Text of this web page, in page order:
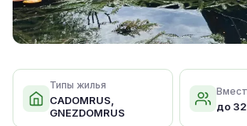
Типы жилья
CADOMRUS,
GNEZDOMRUS
до